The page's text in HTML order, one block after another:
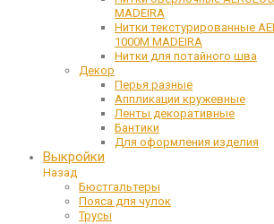
MADEIRA
Нитки текстурированные
1000М MADEIRA
Нитки для потайного шва
Декор
Перья разные
Аппликации кружевные
Ленты декоративные
Бантики
Для оформления изделия
Выкройки
Назад
Бюстгальтеры
Пояса для чулок
Трусы